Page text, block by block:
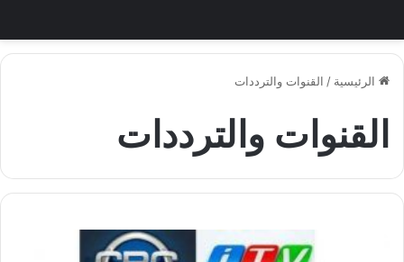
الرئيسية / القنوات والترددات
القنوات والترددات